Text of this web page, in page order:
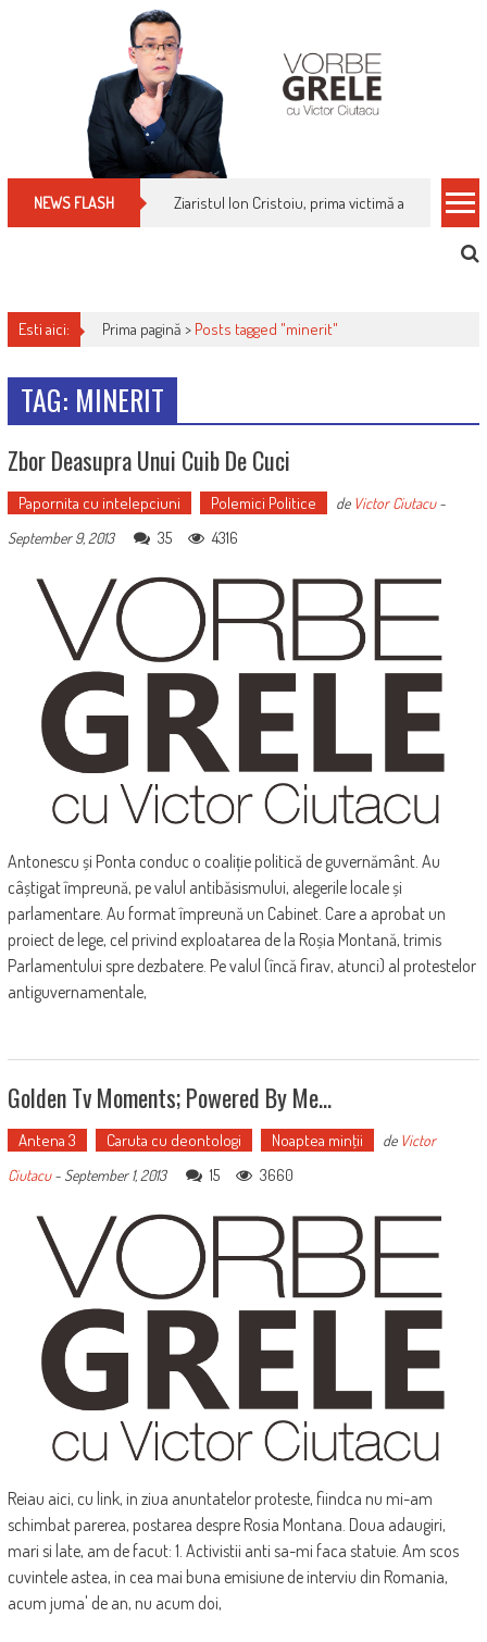
NEWS FLASH Ziaristul Ion Cristoiu, prima victimă a noi
Esti aici: Prima pagină > Posts tagged "minerit"
TAG: MINERIT
Zbor Deasupra Unui Cuib De Cuci
Papornita cu intelepciuni Polemici Politice de Victor Ciutacu-
September 9, 2013
35 4316
Antonescu și Ponta conduc o coaliție politică de guvernământ. Au
câștigat împreună, pe valul antibăsismului, alegerile locale și
parlamentare. Au format împreună un Cabinet. Care a aprobat un
proiect de lege, cel privind exploatarea de la Roșia Montană, trimis
Parlamentului spre dezbatere. Pe valul (încă firav, atunci) al protestelor
antiguvernamentale,
Golden Tv Moments; Powered By Me…
Antena 3 Caruta cu deontologi Noaptea minţii de Victor
Ciutacu- September 1, 2013 15 3660
Reiau aici, cu link, in ziua anuntatelor proteste, fiindca nu mi-am
schimbat parerea, postarea despre Rosia Montana. Doua adaugiri,
mari si late, am de facut: 1. Activistii anti sa-mi faca statuie. Am scos
cuvintele astea, in cea mai buna emisiune de interviu din Romania,
acum juma' de an, nu acum doi,